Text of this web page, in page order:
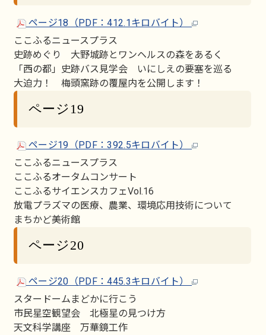
ページ18（PDF：412.1キロバイト）
ここふるニュースプラス
史跡めぐり 大野城跡とワンヘルスの森をあるく
「西の都」史跡バス見学会 いにしえの要塞を巡る
大迫力！ 梅頭窯跡の覆屋内を公開します！
ページ19
ページ19（PDF：392.5キロバイト）
ここふるニュースプラス
ここふるオータムコンサート
ここふるサイエンスカフェVol.16
放電プラズマの医療、農業、環境応用技術について
まちかど美術館
ページ20
ページ20（PDF：445.3キロバイト）
スタードームまどかに行こう
市民星空観望会 北極星の見つけ方
天文科学講座 万華鏡工作